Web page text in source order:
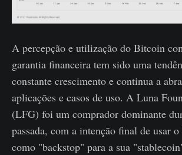
A percepção e utilização do Bitcoin
garantia financeira tem sido uma
constante crescimento e continua a
aplicações e casos de uso. A Luna
(LFG) foi um comprador dominante
passada, com a intenção final de usar
como "backstop" para a sua